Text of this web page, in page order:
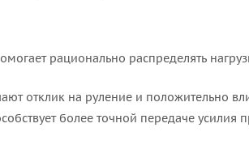
рационально распределять
отклик на руление и положительно
более точной передаче